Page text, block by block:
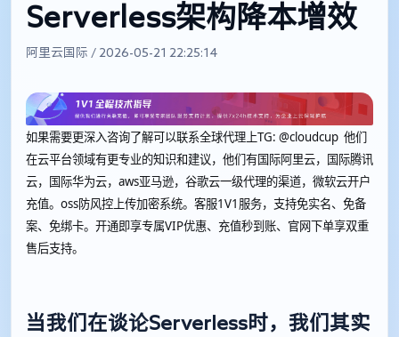
Serverless架构降本增效
阿里云国际 / 2026-05-21 22:25:14
如果需要更深入咨询了解可以联系全球代理上TG: @cloudcup 他们
在云平台领域有更专业的知识和建议，他们有国际阿里云，国际腾讯
云，国际华为云，aws亚马逊，谷歌云一级代理的渠道，微软云开户
充值。oss防风控上传加密系统。客服1V1服务，支持免实名、免备
案、免绑卡。开通即享专属VIP优惠、充值秒到账、官网下单享双重
售后支持。
当我们在谈论Serverless时，我们其实